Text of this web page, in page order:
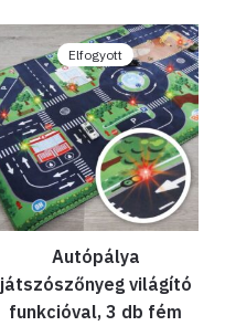
Elfogyott
Autópálya
játszószőnyeg világító
funkcióval, 3 db fém